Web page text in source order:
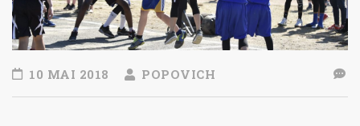
10 MAI 2018 POPOVICH